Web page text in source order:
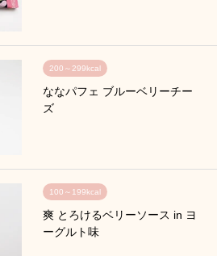
200～299kcal
ななパフェ ブルーベリーチー
ズ
100～199kcal
爽 とろけるベリーソース in ヨ
ーグルト味